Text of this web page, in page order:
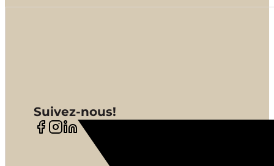
Suivez-nous!